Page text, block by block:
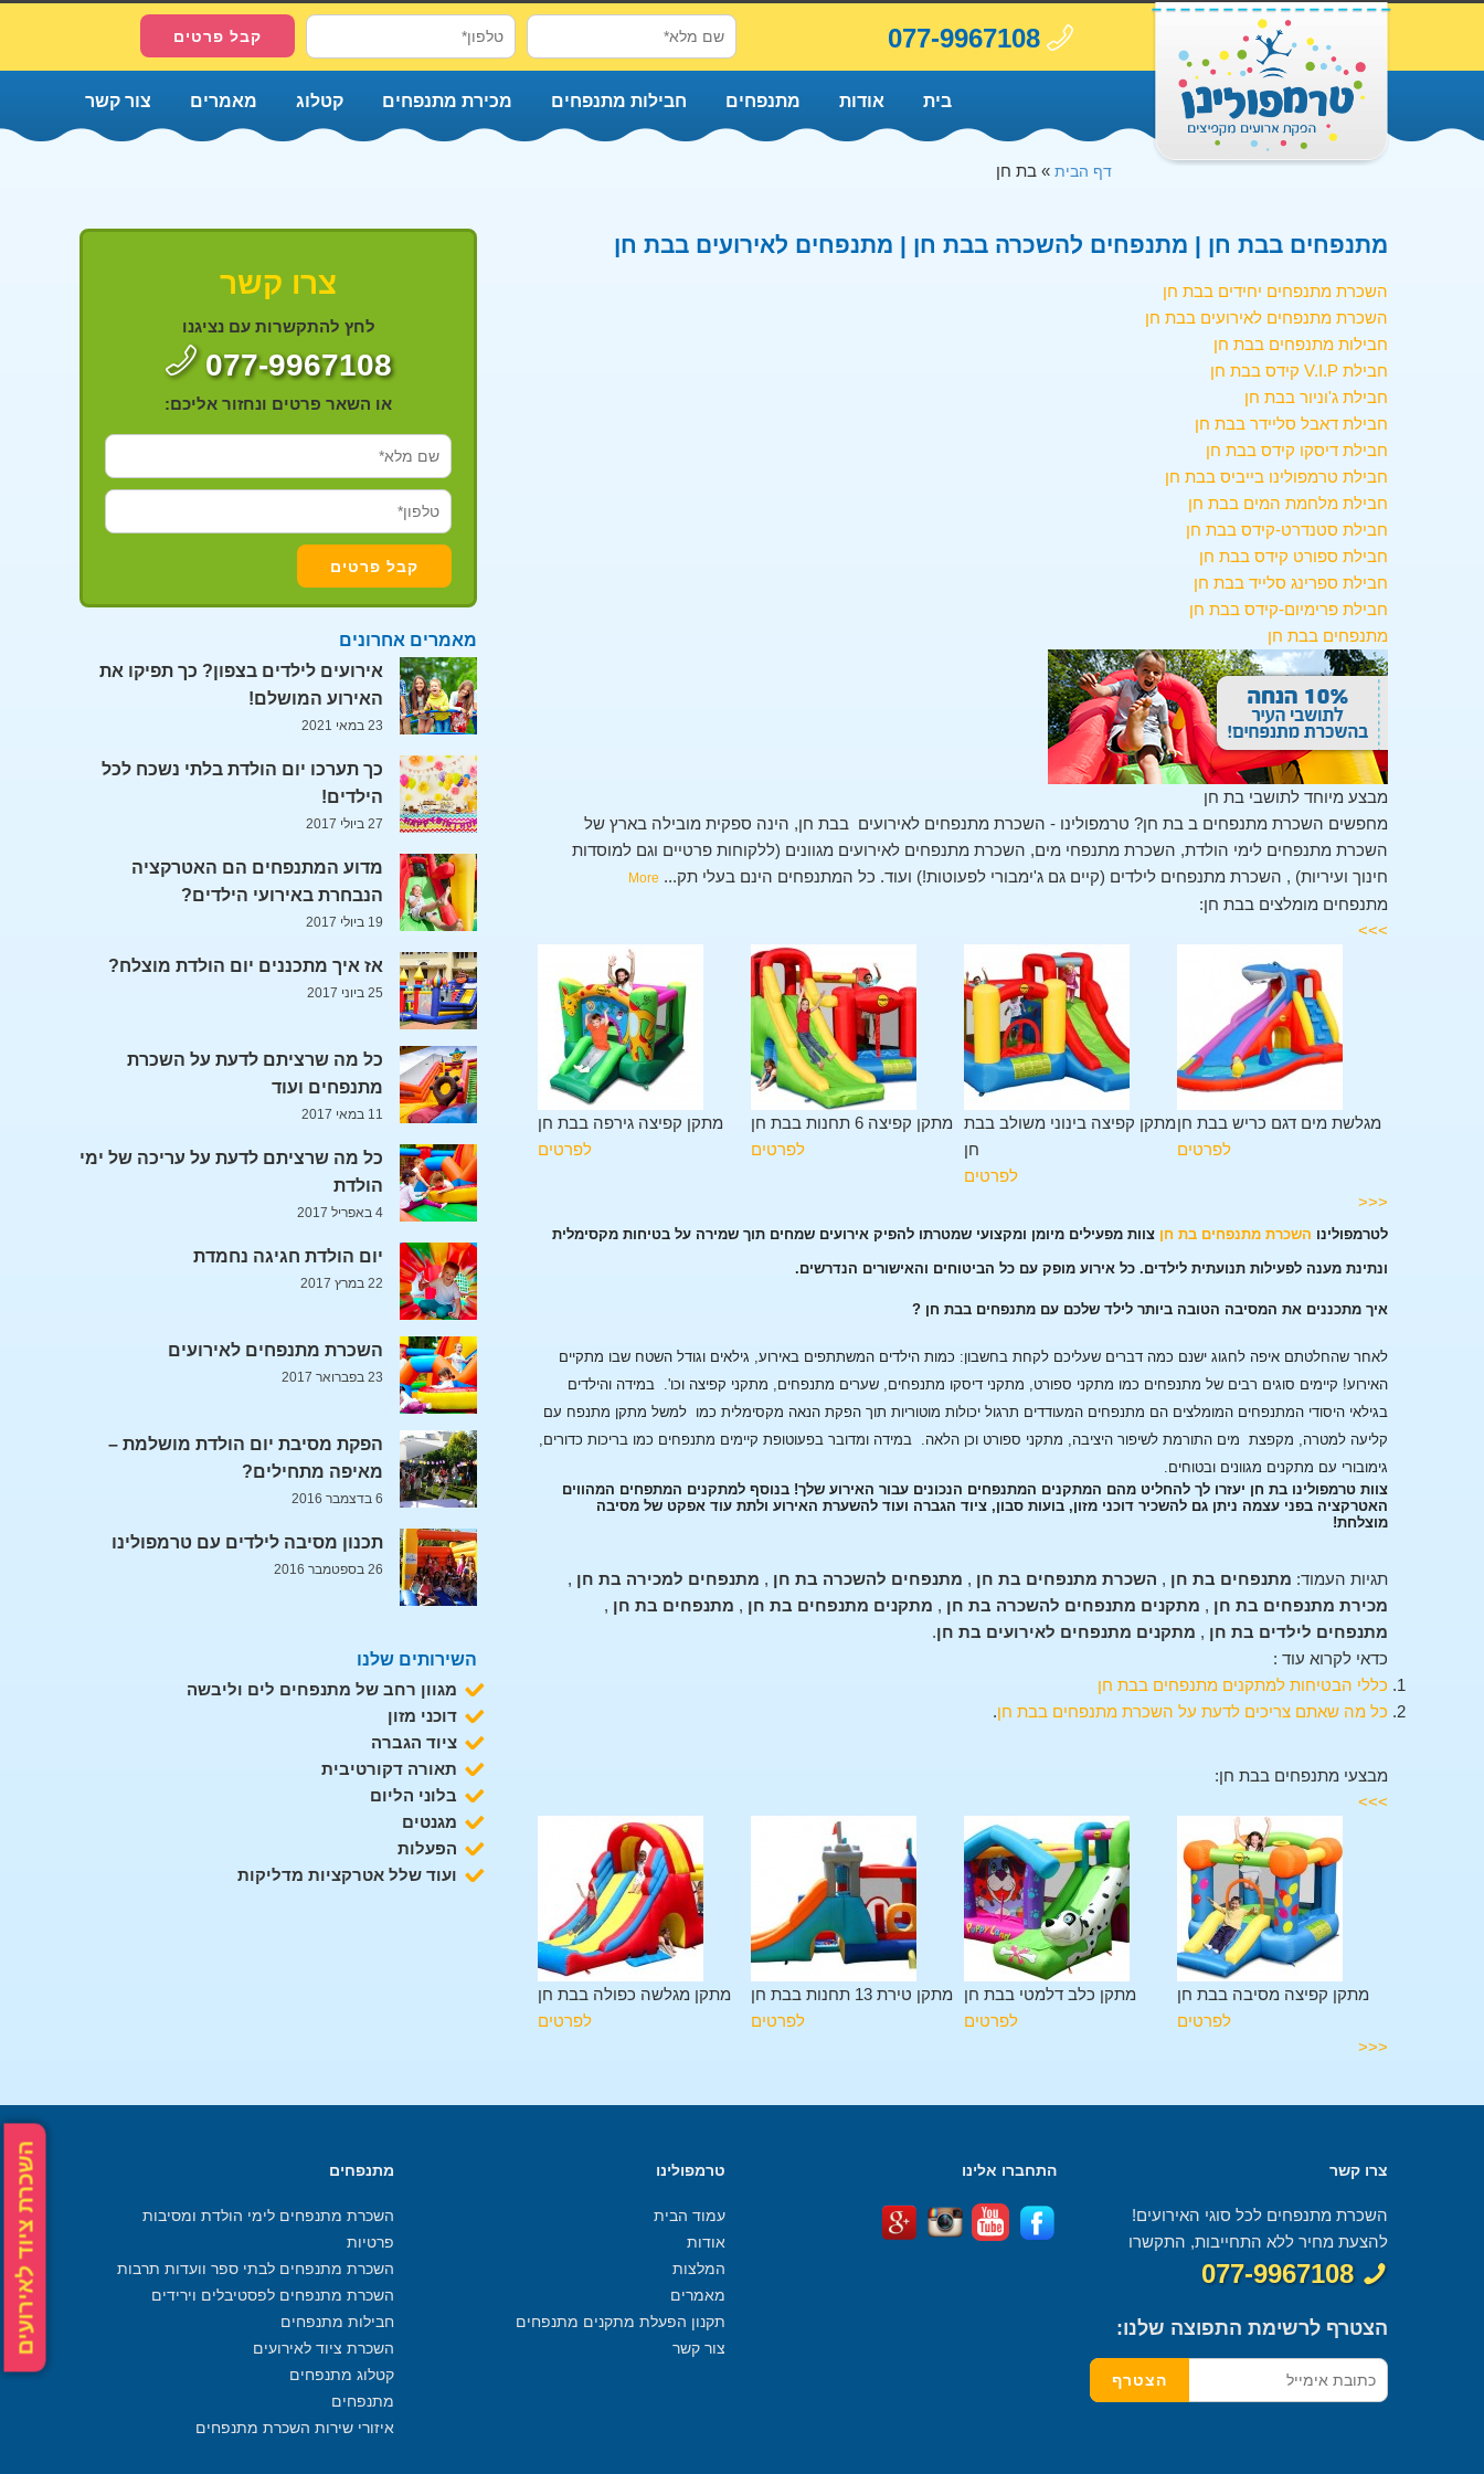
השכרת ציוד לאירועים
077-9967108
בית אודות מתנפחים חבילות מתנפחים מכירת מתנפחים קטלוג מאמרים צור קשר
דף הבית » בת חן
מתנפחים בבת חן | מתנפחים להשכרה בבת חן | מתנפחים לאירועים בבת חן
השכרת מתנפחים יחידים בבת חן
השכרת מתנפחים לאירועים בבת חן
חבילות מתנפחים בבת חן
חבילת V.I.P קידס בבת חן
חבילת ג'וניור בבת חן
חבילת דאבל סליידר בבת חן
חבילת דיסקו קידס בבת חן
חבילת טרמפולינו בייביס בבת חן
חבילת מלחמת המים בבת חן
חבילת סטנדרט-קידס בבת חן
חבילת ספורט קידס בבת חן
חבילת ספרינג סלייד בבת חן
חבילת פרימיום-קידס בבת חן
מתנפחים בבת חן
מבצע מיוחד לתושבי בת חן
מחפשים השכרת מתנפחים ב בת חן? טרמפולינו - השכרת מתנפחים לאירועים בבת חן, הינה ספקית מובילה בארץ של
השכרת מתנפחים לימי הולדת, השכרת מתנפחי מים, השכרת מתנפחים לאירועים מגוונים (ללקוחות פרטיים וגם למוסדות
חינוך ועיריות) , השכרת מתנפחים לילדים (קיים גם ג'ימבורי לפעוטות!) ועוד. כל המתנפחים הינם בעלי תק...
More
מתנפחים מומלצים בבת חן:
>>>
מתקן קפיצה גירפה בבת חן
לפרטים
מתקן קפיצה 6 תחנות בבת חן
לפרטים
מתקן קפיצה בינוני משולב בבת
חן
לפרטים
מגלשת מים דגם כריש בבת חן
לפרטים
<<<
לטרמפולינו השכרת מתנפחים בת חן צוות מפעילים מיומן ומקצועי שמטרתו להפיק אירועים שמחים תוך שמירה על בטיחות מקסימלית
ונתינת מענה לפעילות תנועתית לילדים. כל אירוע מופק עם כל הביטוחים והאישורים הנדרשים.
איך מתכננים את המסיבה הטובה ביותר לילד שלכם עם מתנפחים בבת חן ?
לאחר שהחלטתם איפה לחגוג ישנם כמה דברים שעליכם לקחת בחשבון: כמות הילדים המשתתפים באירוע, גילאים וגודל השטח שבו מתקיים
האירוע! קיימים סוגים רבים של מתנפחים כמו מתקני ספורט, מתקני דיסקו מתנפחים, שערים מתנפחים, מתקני קפיצה וכו'. במידה והילדים
בגילאי היסודי המתנפחים המומלצים הם מתנפחים המעודדים תרגול יכולות מוטוריות תוך הפקת הנאה מקסימלית כמו למשל מתקן מתנפח עם
קליעה למטרה, מקפצת מים התורמת לשיפור היציבה, מתקני ספורט וכן הלאה. במידה ומדובר בפעוטופת קיימים מתנפחים כמו בריכות כדורים,
גימובורי עם מתקנים מגוונים ובטוחים.
צוות טרמפולינו בת חן יעזרו לך להחליט מהם המתקנים המתנפחים הנכונים עבור האירוע שלך! בנוסף למתקנים המתפחים המהווים
האטרקציה בפני עצמה ניתן גם להשכיר דוכני מזון, בועות סבון, ציוד הגברה ועוד להשערת האירוע ולתת עוד אפקט של מסיבה
מוצלחת!
תגיות העמוד: מתנפחים בת חן , השכרת מתנפחים בת חן , מתנפחים להשכרה בת חן , מתנפחים למכירה בת חן ,
מכירת מתנפחים בת חן , מתקנים מתנפחים להשכרה בת חן , מתקנים מתנפחים בת חן , מתנפחים בת חן ,
מתנפחים לילדים בת חן , מתקנים מתנפחים לאירועים בת חן.
כדאי לקרוא עוד :
כללי הבטיחות למתקנים מתנפחים בבת חן
כל מה שאתם צריכים לדעת על השכרת מתנפחים בבת חן.
מבצעי מתנפחים בבת חן:
>>>
מתקן מגלשה כפולה בבת חן
לפרטים
מתקן טירת 13 תחנות בבת חן
לפרטים
מתקן כלב דלמטי בבת חן
לפרטים
מתקן קפיצה מסיבה בבת חן
לפרטים
<<<
צרו קשר
לחץ להתקשרות עם נציגנו
077-9967108
או השאר פרטים ונחזור אליכם:
מאמרים אחרונים
אירועים לילדים בצפון? כך תפיקו את
האירוע המושלם!
23 במאי 2021
כך תערכו יום הולדת בלתי נשכח לכל
הילדים!
27 ביולי 2017
מדוע המתנפחים הם האטרקציה
הנבחרת באירועי הילדים?
19 ביולי 2017
אז איך מתכננים יום הולדת מוצלח?
25 ביוני 2017
כל מה שרציתם לדעת על השכרת
מתנפחים ועוד
11 במאי 2017
כל מה שרציתם לדעת על עריכה של ימי
הולדת
4 באפריל 2017
יום הולדת חגיגה נחמדת
22 במרץ 2017
השכרת מתנפחים לאירועים
23 בפברואר 2017
הפקת מסיבת יום הולדת מושלמת –
מאיפה מתחילים?
6 בדצמבר 2016
תכנון מסיבה לילדים עם טרמפולינו
26 בספטמבר 2016
השירותים שלנו
מגוון רחב של מתנפחים לים וליבשה
דוכני מזון
ציוד הגברה
תאורה דקורטיבית
בלוני הליום
מגנטים
הפעלות
ועוד שלל אטרקציות מדליקות
צרו קשר
השכרת מתנפחים לכל סוגי האירועים!
להצעת מחיר ללא התחייבות, התקשרו
077-9967108
הצטרף לרשימת התפוצה שלנו:
התחברו אלינו טרמפולינו
עמוד הבית
אודות
המלצות
מאמרים
תקנון הפעלת מתקנים מתנפחים
צור קשר
מתנפחים
השכרת מתנפחים לימי הולדת ומסיבות
פרטיות
השכרת מתנפחים לבתי ספר וועדות תרבות
השכרת מתנפחים לפסטיבלים וירידים
חבילות מתנפחים
השכרת ציוד לאירועים
קטלוג מתנפחים
מתנפחים
איזורי שירות השכרת מתנפחים